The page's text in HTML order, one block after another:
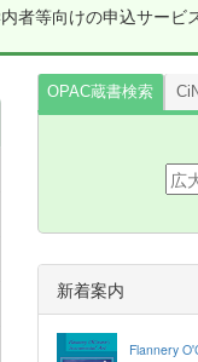
者等向けの申込サー
OPAC蔵書検索
新着案内
Flannery